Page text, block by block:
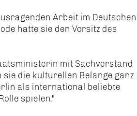
Arbeit im Deutschen
hatte sie den Vorsitz des
mit Sachverstand
die kulturellen Belange ganz
als international beliebte
spielen."